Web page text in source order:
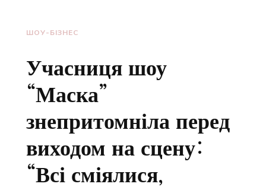
ШОУ-БІЗНЕС
Учасниця шоу
“Маска”
знепритомніла перед
виходом на сцену:
“Всі сміялися,